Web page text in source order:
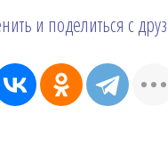
и поделиться с